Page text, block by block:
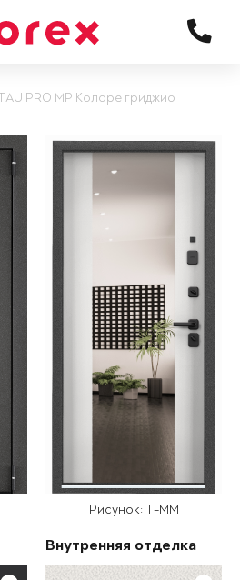
TAU PRO MP Колоре гриджио
Рисунок: T-MM
Внутренняя отделка